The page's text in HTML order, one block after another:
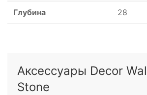
Глубина 28
Аксессуары Decor
Stone